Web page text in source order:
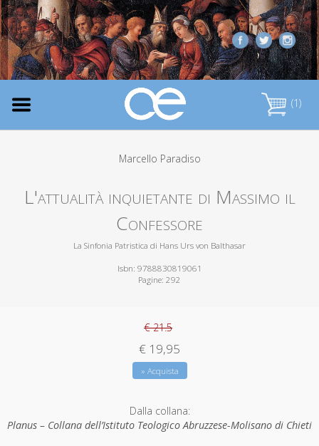
(1)
Marcello Paradiso
L'attualità inquietante di Massimo il
Confessore
La Sinfonia Patristica di Hans Urs von Balthasar
Isbn: 9788830819061
Pagine: 292
€ 21.5
€ 19,95
» Acquista
Dalla collana:
Planus – Collana dell’Istituto Teologico Abruzzese-Molisano di Chieti